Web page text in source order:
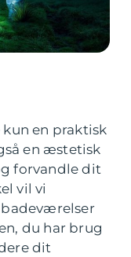
en praktisk
en æstetisk
forvandle dit
vil vi
badeværelser
du har brug
dit